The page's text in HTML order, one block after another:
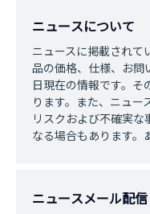
ニュースについて
ニュースに掲載されて
品の価格、仕様、お問
日現在の情報です。そ
ります。また、ニュー
リスクおよび不確実
なる場合もあります。
ニュースメール配信